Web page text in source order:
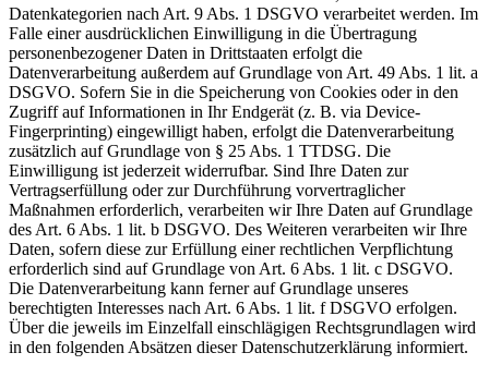
Datenkategorien nach Art. 9 Abs. 1 DSGVO verarbeitet werden. Im
Falle einer ausdrücklichen Einwilligung in die Übertragung
personenbezogener Daten in Drittstaaten erfolgt die
Datenverarbeitung außerdem auf Grundlage von Art. 49 Abs. 1 lit. a
DSGVO. Sofern Sie in die Speicherung von Cookies oder in den
Zugriff auf Informationen in Ihr Endgerät (z. B. via Device-
Fingerprinting) eingewilligt haben, erfolgt die Datenverarbeitung
zusätzlich auf Grundlage von § 25 Abs. 1 TTDSG. Die
Einwilligung ist jederzeit widerrufbar. Sind Ihre Daten zur
Vertragserfüllung oder zur Durchführung vorvertraglicher
Maßnahmen erforderlich, verarbeiten wir Ihre Daten auf Grundlage
des Art. 6 Abs. 1 lit. b DSGVO. Des Weiteren verarbeiten wir Ihre
Daten, sofern diese zur Erfüllung einer rechtlichen Verpflichtung
erforderlich sind auf Grundlage von Art. 6 Abs. 1 lit. c DSGVO.
Die Datenverarbeitung kann ferner auf Grundlage unseres
berechtigten Interesses nach Art. 6 Abs. 1 lit. f DSGVO erfolgen.
Über die jeweils im Einzelfall einschlägigen Rechtsgrundlagen wird
in den folgenden Absätzen dieser Datenschutzerklärung informiert.